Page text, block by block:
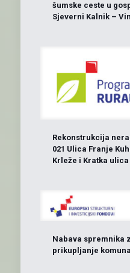
šumske ceste u
Sjeverni Kalnik –
Rekonstrukcija
021 Ulica Franje
Krleže i Kratka
Nabava spremnika
prikupljanje